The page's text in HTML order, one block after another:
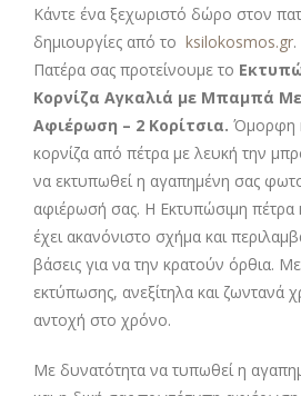
Κάντε ένα ξεχωριστό δώρο στον
δημιουργίες από το ksilokosmos.gr
Πατέρα σας προτείνουμε το
Κορνίζα Αγκαλιά με Μπαμπά
Αφιέρωση – 2 Κορίτσια. Όμορφη
κορνίζα από πέτρα με λευκή την
να εκτυπωθεί η αγαπημένη σας
αφιέρωσή σας. Η Εκτυπώσιμη πέτρα
έχει ακανόνιστο σχήμα και
βάσεις για να την κρατούν όρθια.
εκτύπωσης, ανεξίτηλα και ζωντανά
αντοχή στο χρόνο.
Με δυνατότητα να τυπωθεί η